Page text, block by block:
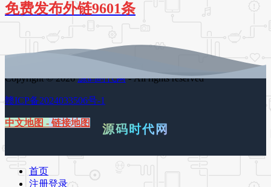
免费发布外链9601条
Copyright © 2026源码时代网- All rights reserved
赣ICP备2024033506号-1
中文地图 - 链接地图 源码时代网
首页
注册登录